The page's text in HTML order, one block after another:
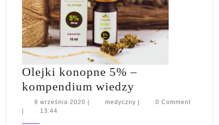
Olejki konopne 5% –
kompendium wiedzy
konopne
9 września 2020 9
medyczny medyczny0 Comment
13:44